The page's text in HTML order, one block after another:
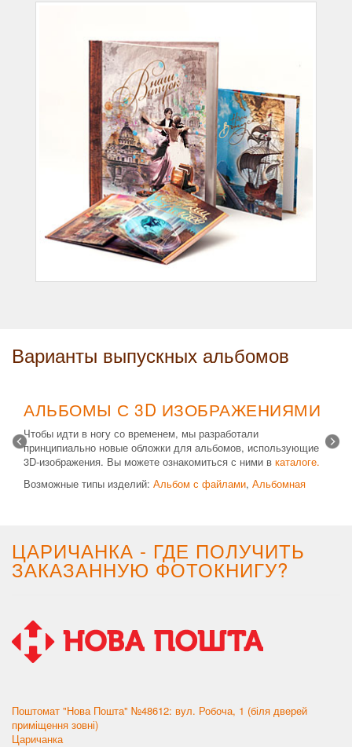
Варианты выпускных альбомов
АЛЬБОМЫ С 3D ИЗОБРАЖЕНИЯМИ
Чтобы идти в ногу со временем, мы разработали
принципиально новые обложки для альбомов, использующие
3D-изображения. Вы можете ознакомиться с ними в каталоге.
Возможные типы изделий: Альбом с файлами, Альбомная
ЦАРИЧАНКА - ГДЕ ПОЛУЧИТЬ
ЗАКАЗАННУЮ ФОТОКНИГУ?
Поштомат "Нова Пошта" №48612: вул. Робоча, 1 (біля дверей
приміщення зовні)
Царичанка